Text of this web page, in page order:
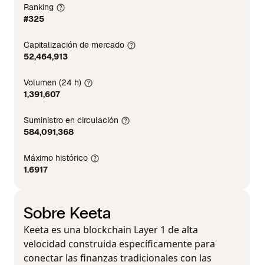
Ranking
#325
Capitalización de mercado
52,464,913
Volumen (24 h)
1,391,607
Suministro en circulación
584,091,368
Máximo histórico
1.6917
Sobre Keeta
Keeta es una blockchain Layer 1 de alta
velocidad construida específicamente para
conectar las finanzas tradicionales con las